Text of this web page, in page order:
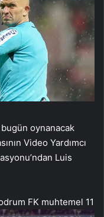
oynanacak
Video Yardımcı
Luis
FK muhtemel 11